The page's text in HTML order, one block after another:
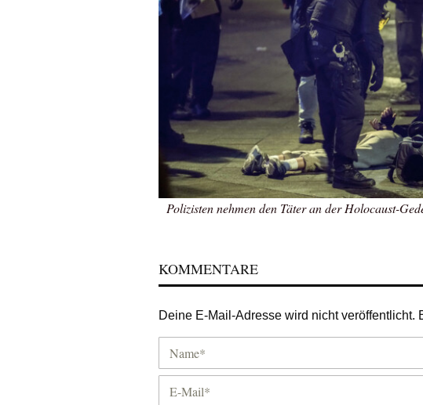
Polizisten nehmen den Täter an der Holocaust-
KOMMENTARE
Deine E-Mail-Adresse wird nicht veröffentlicht.